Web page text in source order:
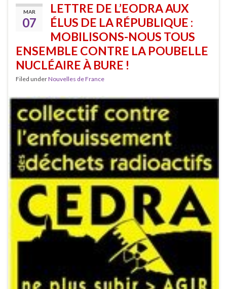
MAR
07
LETTRE DE L’EODRA AUX
ÉLUS DE LA RÉPUBLIQUE :
MOBILISONS-NOUS TOUS
ENSEMBLE CONTRE LA POUBELLE
NUCLÉAIRE À BURE !
Filed underNouvelles de France